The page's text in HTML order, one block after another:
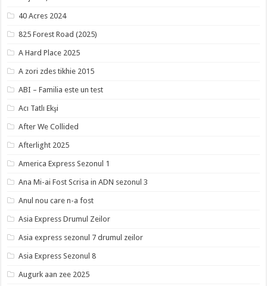
40 Acres 2024
825 Forest Road (2025)
A Hard Place 2025
A zori zdes tikhie 2015
ABI – Familia este un test
Acı Tatlı Ekşi
After We Collided
Afterlight 2025
America Express Sezonul 1
Ana Mi-ai Fost Scrisa in ADN sezonul 3
Anul nou care n-a fost
Asia Express Drumul Zeilor
Asia express sezonul 7 drumul zeilor
Asia Express Sezonul 8
Augurk aan zee 2025